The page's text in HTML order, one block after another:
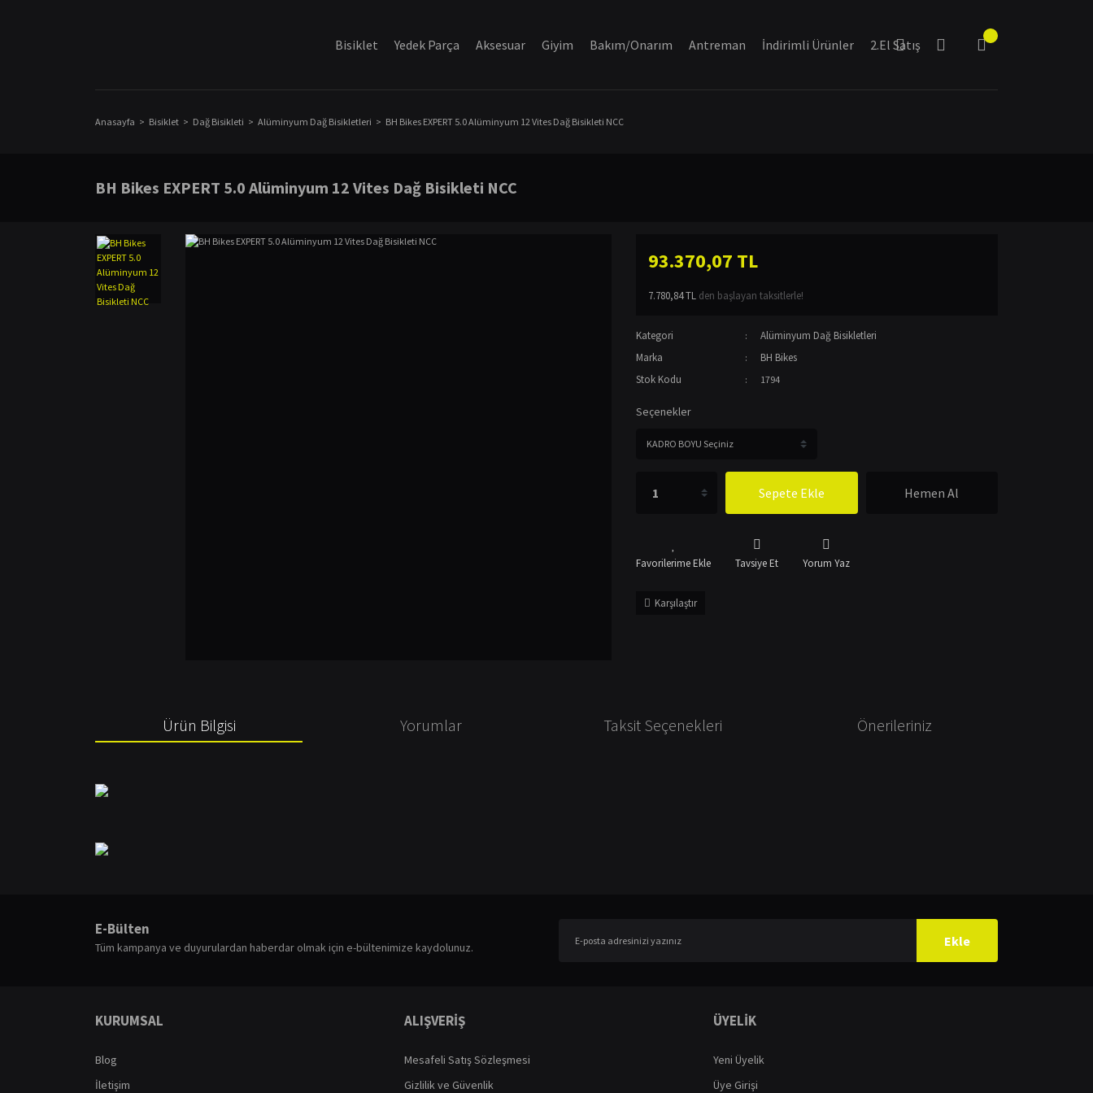
Bisiklet Yedek Parça Aksesuar Giyim Bakım/Onarım Antreman İndirimli Ürünler 2.El Satış
Anasayfa Bisiklet Dağ Bisikleti Alüminyum Dağ Bisikletleri BH Bikes EXPERT 5.0 Alüminyum 12 Vites Dağ Bisikleti NCC
BH Bikes EXPERT 5.0 Alüminyum 12 Vites Dağ Bisikleti NCC
93.370,07 TL
7.780,84 TL den başlayan taksitlerle!
Kategori
Alüminyum Dağ Bisikletleri
Marka
BH Bikes
Stok Kodu
1794
Seçenekler
Sepete Ekle Hemen Al
Tavsiye Et Yorum Yaz
Karşılaştır
Ürün Bilgisi Yorumlar Taksit Seçenekleri Önerileriniz
Ürün resmi kalitesiz, bozuk veya görüntülenemiyor.
Ürün fiyatı diğer sitelerden daha pahalı.
E-Bülten
Tüm kampanya ve duyurulardan haberdar olmak için e-bültenimize kaydolunuz. Ekle
KURUMSAL
Blog
İletişim
ALIŞVERİŞ
Mesafeli Satış Sözleşmesi
Gizlilik ve Güvenlik
ÜYELİK
Yeni Üyelik
Üye Girişi